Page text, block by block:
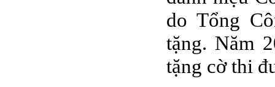
do Tổng
tặng. Năm
tặng cờ thi